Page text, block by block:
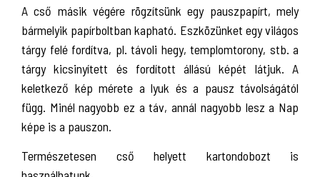
A cső másik végére rögzítsünk egy pauszpapírt, mely
bármelyik papírboltban kapható. Eszközünket egy világos
tárgy felé fordítva, pl. távoli hegy, templomtorony, stb. a
tárgy kicsinyített és fordított állású képét látjuk. A
keletkező kép mérete a lyuk és a pausz távolságától
függ. Minél nagyobb ez a táv, annál nagyobb lesz a Nap
képe is a pauszon.
Természetesen cső helyett kartondobozt is